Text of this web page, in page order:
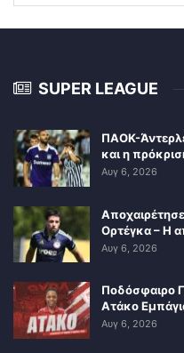
SUPER LEAGUE
ΠΑΟΚ-
και η
Αυγ 6, 2026
Ορτέγκα – Η
Αυγ 6, 2026
Ποδόσφαιρο
Ατάκο
Αυγ 6, 2026